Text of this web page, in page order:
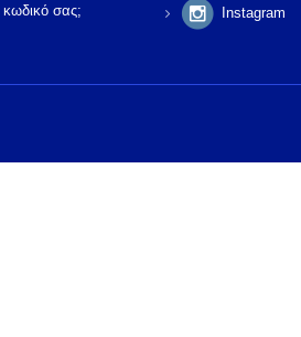
σας; Instagram